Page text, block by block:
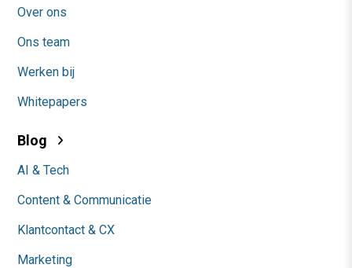
Over ons
Ons team
Werken bij
Whitepapers
Blog
AI & Tech
Content & Communicatie
Klantcontact & CX
Marketing